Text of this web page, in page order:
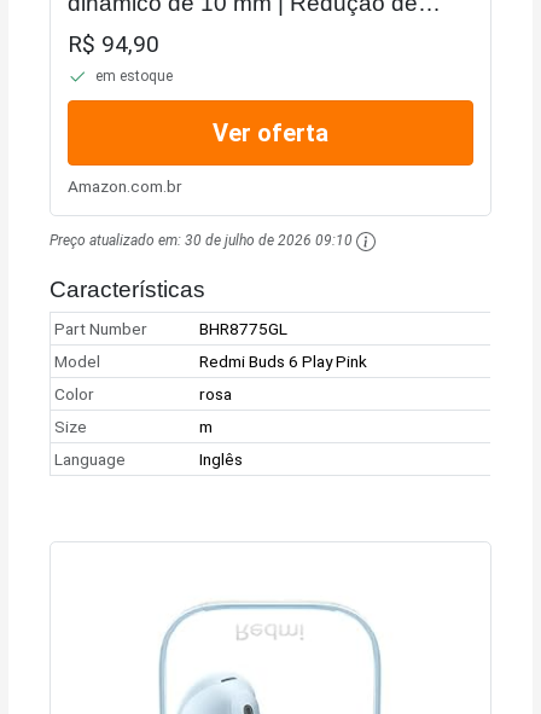
ruído de IA | Vida útil da bateria de até
36 horas | Bluetooth® 5.4 | Controle de
toque -...
R$ 94,90
em estoque
Ver oferta
Amazon.com.br
Preço atualizado em:30 de julho de 2026 09:10
Características
Part Number
BHR8775GL
Model
Redmi Buds 6 Play Pink
Color
rosa
Size
m
Language
Inglês